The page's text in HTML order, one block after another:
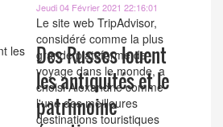
Jeudi 04 Février 2021 22:16:01
Le site web TripAdvisor,
considéré comme la plus
grande plateforme de
voyage dans le monde, a
choisi Alexandrie comme
l'une des meilleures
destinations touristiques
Des Russes louent
les antiquités et le
patrimoine